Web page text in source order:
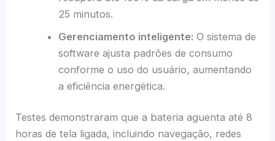
25 minutos.
Gerenciamento inteligente: O sistema de
software ajusta padrões de consumo
conforme o uso do usuário, aumentando
a eficiência energética.
Testes demonstraram que a bateria aguenta até 8
horas de tela ligada, incluindo navegação, redes